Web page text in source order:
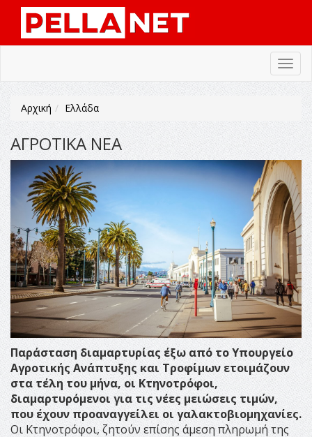
Αρχική Ελλάδα
ΑΓΡΟΤΙΚΑ ΝΕΑ
Παράσταση διαμαρτυρίας έξω από το Υπουργείο
Αγροτικής Ανάπτυξης και Τροφίμων ετοιμάζουν
στα τέλη του μήνα, οι Κτηνοτρόφοι,
διαμαρτυρόμενοι για τις νέες μειώσεις τιμών,
που έχουν προαναγγείλει οι γαλακτοβιομηχανίες.
Οι Κτηνοτρόφοι, ζητούν επίσης άμεση πληρωμή της